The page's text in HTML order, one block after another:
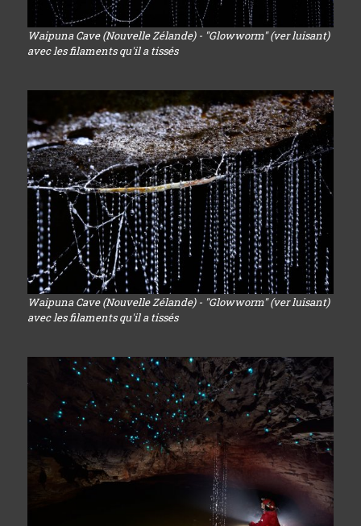
Waipuna Cave (Nouvelle Zélande) - "Glowworm" (ver luisant)
avec les filaments qu'il a tissés
Waipuna Cave (Nouvelle Zélande) - "Glowworm" (ver luisant)
avec les filaments qu'il a tissés